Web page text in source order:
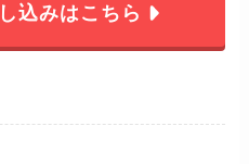
込みはこちら